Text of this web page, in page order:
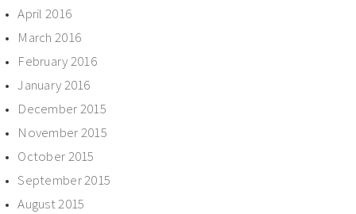
April 2016
March 2016
February 2016
January 2016
December 2015
November 2015
October 2015
September 2015
August 2015